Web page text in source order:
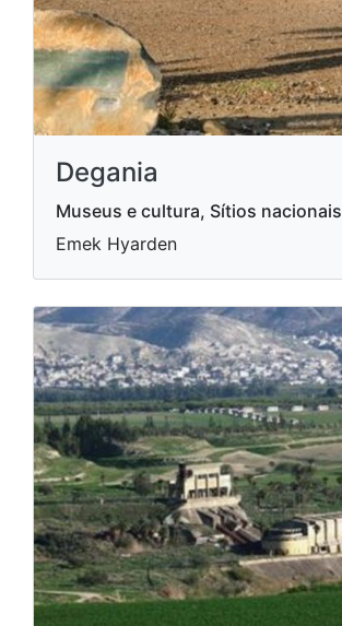
Degania
Museus e cultura, Sítios nacionais
Emek Hyarden